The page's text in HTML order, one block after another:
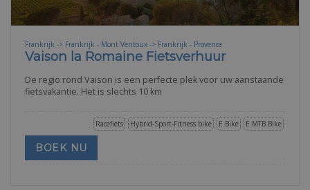
Frankrijk -> Frankrijk - Mont Ventoux -> Frankrijk - Provence
Vaison la Romaine Fietsverhuur
De regio rond Vaison is een perfecte plek voor uw aanstaande
fietsvakantie. Het is slechts 10 km
E MTB Bike
E Bike
Hybrid-Sport-Fitness bike
Racefiets
BOEK NU